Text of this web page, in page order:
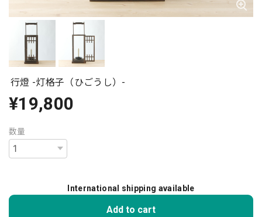
行燈 -灯格子（ひごうし）-
¥19,800
数量
International shipping available
Add to cart